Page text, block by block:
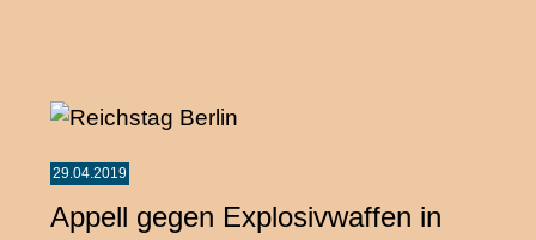
29.04.2019
Appell gegen Explosivwaffen in